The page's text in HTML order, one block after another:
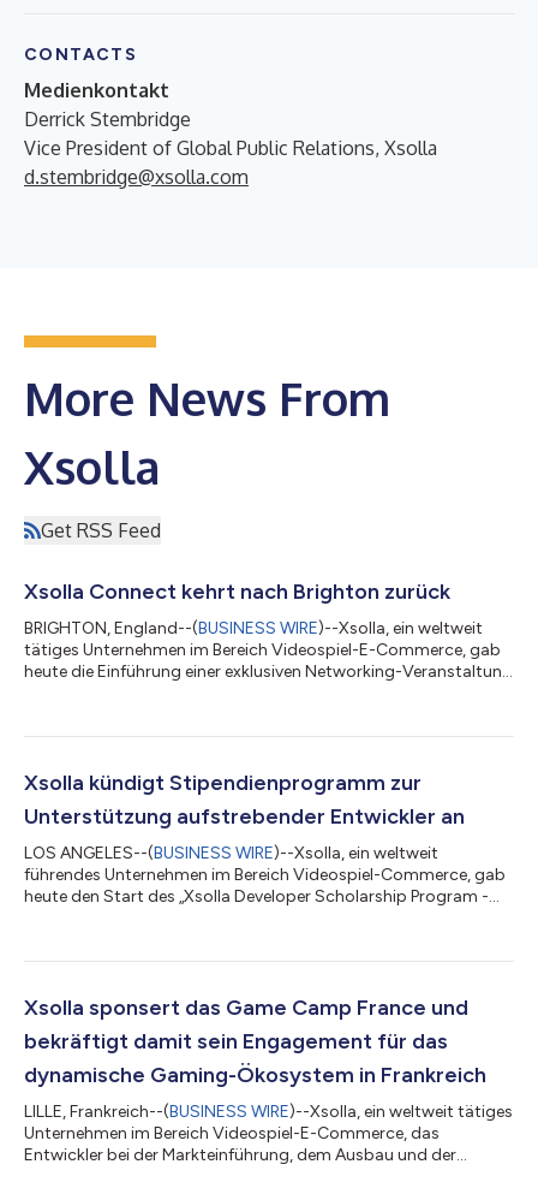
CONTACTS
Medienkontakt
Derrick Stembridge
Vice President of Global Public Relations, Xsolla
d.stembridge@xsolla.com
More News From
Xsolla
Get RSS Feed
Xsolla Connect kehrt nach Brighton zurück
BRIGHTON, England--(BUSINESS WIRE)--Xsolla, ein weltweit
tätiges Unternehmen im Bereich Videospiel-E-Commerce, gab
heute die Einführung einer exklusiven Networking-Veranstaltung
Develop:Brighton 2026 statt. Die Veranstaltung soll
Investoren und Branchenexperten zusammenbringen und bietet
einen Abend voller wertvoller Kontakte und umse...
Xsolla kündigt Stipendienprogramm zur
Unterstützung aufstrebender Entwickler an
LOS ANGELES--(BUSINESS WIRE)--Xsolla, ein weltweit
führendes Unternehmen im Bereich Videospiel-Commerce, gab
heute den Start des „Xsolla Developer Scholarship Program -
Spieleentwickler, die finanzielle Hürden überwinden müssen, um
größten Gaming-Veranstaltung treffen sich Entwickler,
Publisher, Investoren und Branchenfü...
Xsolla sponsert das Game Camp France und
bekräftigt damit sein Engagement für das
dynamische Gaming-Ökosystem in Frankreich
LILLE, Frankreich--(BUSINESS WIRE)--Xsolla, ein weltweit tätiges
Unternehmen im Bereich Videospiel-E-Commerce, das
Entwickler bei der Markteinführung, dem Ausbau und der